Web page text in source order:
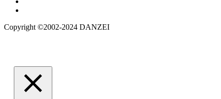
Copyright ©2002-2024 DANZEI